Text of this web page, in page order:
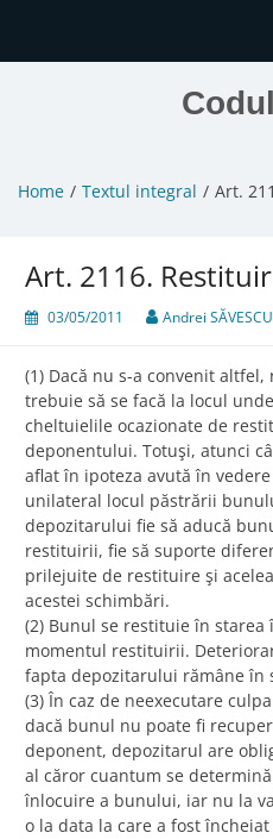
Home Textul integral Art.
Art. 2116.
03/05/2011 Andrei SĂVESCU
(1) Dacă nu s-a convenit
trebuie să se facă la locul
cheltuielile ocazionate de
deponentului. Totuşi, atunci
aflat în ipoteza avută în
unilateral locul păstrării
depozitarului fie să aducă
restituirii, fie să suporte
prilejuite de restituire şi
acestei schimbări.
(2) Bunul se restituie în starea
momentul restituirii.
fapta depozitarului rămâne în
(3) În caz de neexecutare
dacă bunul nu poate fi
deponent, depozitarul are
al căror cuantum se
înlocuire a bunului, iar nu la
o la data la care a fost